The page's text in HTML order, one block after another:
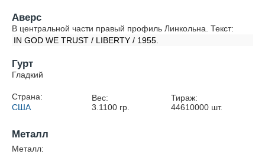
Аверс
В центральной части правый профиль Линкольна. Текст:
IN GOD WE TRUST / LIBERTY / 1955.
Гурт
Гладкий
Страна:
США
Вес:
3.1100гр.
Тираж:
44610000 шт.
Металл
Металл: